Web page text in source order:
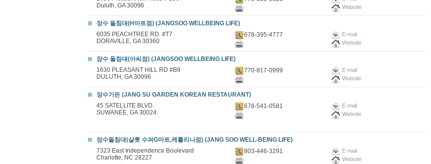
Duluth, GA 30096
Website
장수 돌침대(H마트점) (JANGSOO WELLBEING LIFE)
6035 PEACHTREE RD. #T7
DORAVILLE, GA 30360
678-395-4777
E-mail
Website
장수 돌침대(아씨점) (JANGSOO WELLBEING LIFE)
1630 PLEASANT HILL RD #B9
DULUTH, GA 30096
770-817-0999
E-mail
Website
장수가든 (JANG SU GARDEN KOREAN RESTAURANT)
45 SATELLITE BLVD.
SUWANEE, GA 30024
678-541-0581
E-mail
Website
장수돌침대(샬롯 수퍼G마트,케롤리나점) (JANG SOO WELL-BEING LIFE)
7323 East Independence Boulevard
Charlotte, NC 28227
803-446-3291
E-mail
Website